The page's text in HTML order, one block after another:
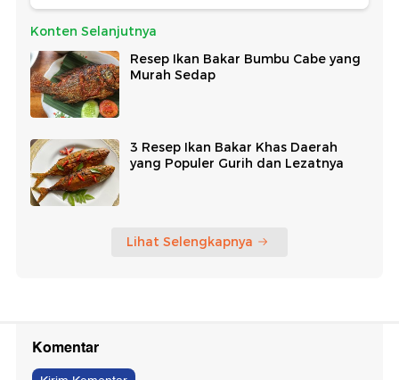
Konten Selanjutnya
Resep Ikan Bakar Bumbu Cabe yang
Murah Sedap
3 Resep Ikan Bakar Khas Daerah
yang Populer Gurih dan Lezatnya
Lihat Selengkapnya
Komentar